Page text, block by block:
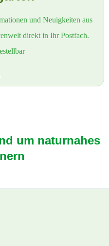
und Neuigkeiten aus
direkt in Ihr Postfach.
um naturnahes